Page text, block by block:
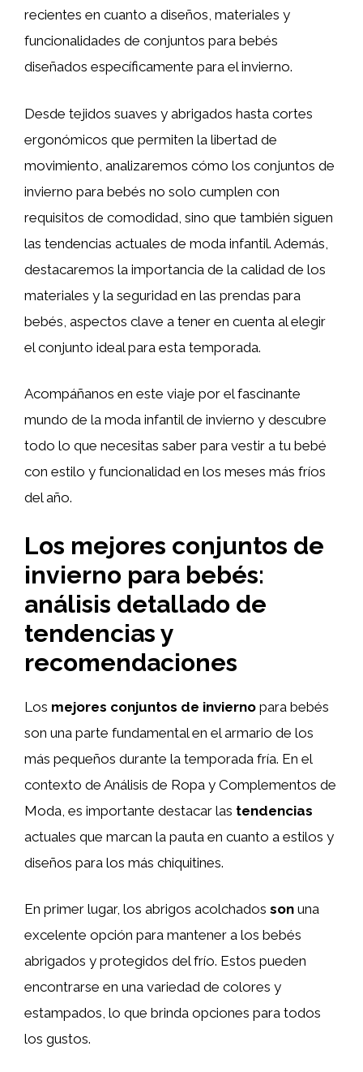
recientes en cuanto a diseños, materiales y
funcionalidades de conjuntos para bebés
diseñados específicamente para el invierno.
Desde tejidos suaves y abrigados hasta cortes
ergonómicos que permiten la libertad de
movimiento, analizaremos cómo los conjuntos de
invierno para bebés no solo cumplen con
requisitos de comodidad, sino que también siguen
las tendencias actuales de moda infantil. Además,
destacaremos la importancia de la calidad de los
materiales y la seguridad en las prendas para
bebés, aspectos clave a tener en cuenta al elegir
el conjunto ideal para esta temporada.
Acompáñanos en este viaje por el fascinante
mundo de la moda infantil de invierno y descubre
todo lo que necesitas saber para vestir a tu bebé
con estilo y funcionalidad en los meses más fríos
del año.
Los mejores conjuntos de
invierno para bebés:
análisis detallado de
tendencias y
recomendaciones
Los mejores conjuntos de invierno para bebés
son una parte fundamental en el armario de los
más pequeños durante la temporada fría. En el
contexto de Análisis de Ropa y Complementos de
Moda, es importante destacar las tendencias
actuales que marcan la pauta en cuanto a estilos y
diseños para los más chiquitines.
En primer lugar, los abrigos acolchados son una
excelente opción para mantener a los bebés
abrigados y protegidos del frío. Estos pueden
encontrarse en una variedad de colores y
estampados, lo que brinda opciones para todos
los gustos.